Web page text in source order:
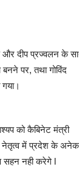
और दीप प्रज्वलन के
पर, तथा गोविंद
गया।
को कैबिनेट मंत्री
के नेतृत्व में प्रदेश के अनेक
सहन नही करेगे l